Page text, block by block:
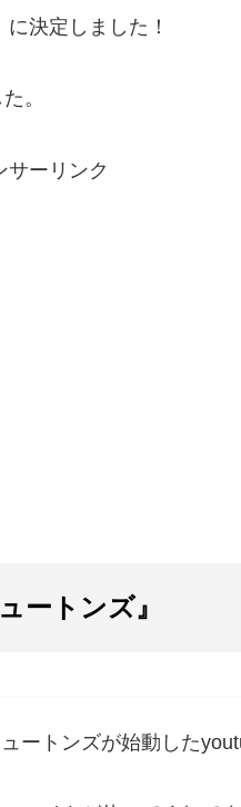
に決定しました！
。
サーリンク
ートンズ』
ートンズが始動した